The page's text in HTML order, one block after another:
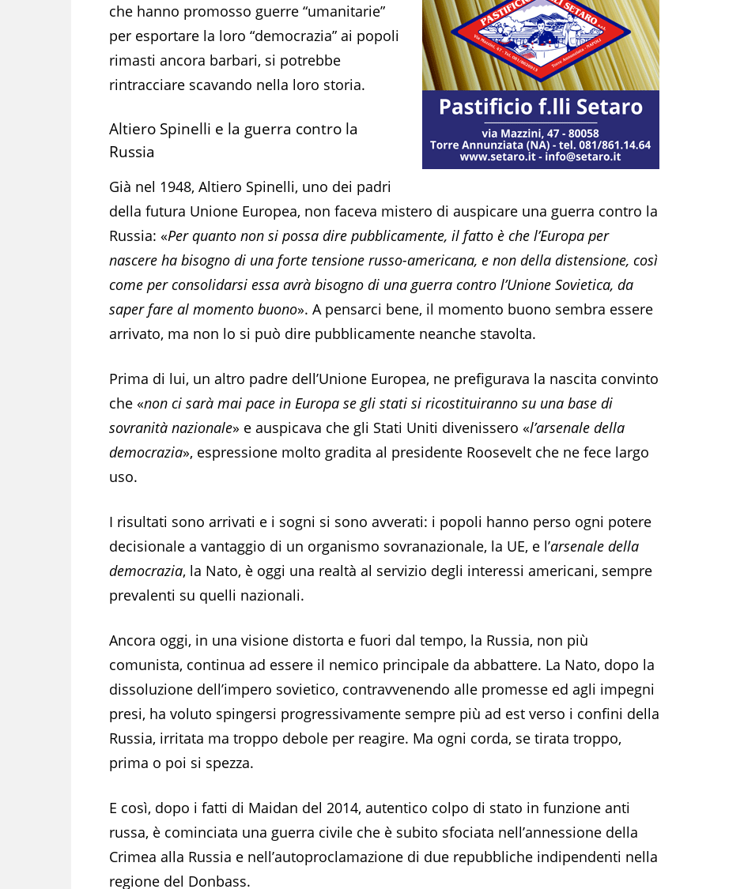
che hanno promosso guerre “umanitarie”
per esportare la loro “democrazia” ai popoli
rimasti ancora barbari, si potrebbe
rintracciare scavando nella loro storia.
Altiero Spinelli e la guerra contro la
Russia
Già nel 1948, Altiero Spinelli, uno dei padri
della futura Unione Europea, non faceva mistero di auspicare una guerra contro la
Russia: «Per quanto non si possa dire pubblicamente, il fatto è che l’Europa per
nascere ha bisogno di una forte tensione russo-americana, e non della distensione, così
come per consolidarsi essa avrà bisogno di una guerra contro l’Unione Sovietica, da
saper fare al momento buono». A pensarci bene, il momento buono sembra essere
arrivato, ma non lo si può dire pubblicamente neanche stavolta.
Prima di lui, un altro padre dell’Unione Europea, ne prefigurava la nascita convinto
che «non ci sarà mai pace in Europa se gli stati si ricostituiranno su una base di
sovranità nazionale» e auspicava che gli Stati Uniti divenissero «l’arsenale della
democrazia», espressione molto gradita al presidente Roosevelt che ne fece largo
uso.
I risultati sono arrivati e i sogni si sono avverati: i popoli hanno perso ogni potere
decisionale a vantaggio di un organismo sovranazionale, la UE, e l’arsenale della
democrazia, la Nato, è oggi una realtà al servizio degli interessi americani, sempre
prevalenti su quelli nazionali.
Ancora oggi, in una visione distorta e fuori dal tempo, la Russia, non più
comunista, continua ad essere il nemico principale da abbattere. La Nato, dopo la
dissoluzione dell’impero sovietico, contravvenendo alle promesse ed agli impegni
presi, ha voluto spingersi progressivamente sempre più ad est verso i confini della
Russia, irritata ma troppo debole per reagire. Ma ogni corda, se tirata troppo,
prima o poi si spezza.
E così, dopo i fatti di Maidan del 2014, autentico colpo di stato in funzione anti
russa, è cominciata una guerra civile che è subito sfociata nell’annessione della
Crimea alla Russia e nell’autoproclamazione di due repubbliche indipendenti nella
regione del Donbass.